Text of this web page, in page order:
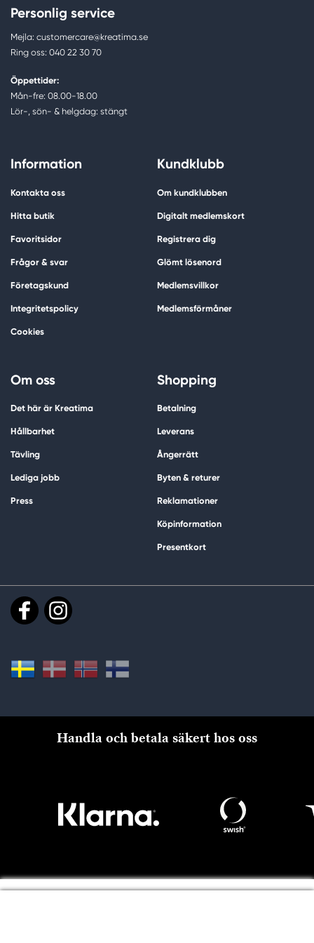
Personlig service
Mejla: customercare@kreatima.se
Ring oss: 040 22 30 70
Öppettider:
Mån-fre: 08.00-18.00
Lör-, sön- & helgdag: stängt
Information
Kontakta oss
Hitta butik
Favoritsidor
Frågor & svar
Företagskund
Integritetspolicy
Cookies
Kundklubb
Om kundklubben
Digitalt medlemskort
Registrera dig
Glömt lösenord
Medlemsvillkor
Medlemsförmåner
Om oss
Det här är Kreatima
Hållbarhet
Tävling
Lediga jobb
Press
Shopping
Betalning
Leverans
Ångerrätt
Byten & returer
Reklamationer
Köpinformation
Presentkort
Handla och betala säkert hos oss